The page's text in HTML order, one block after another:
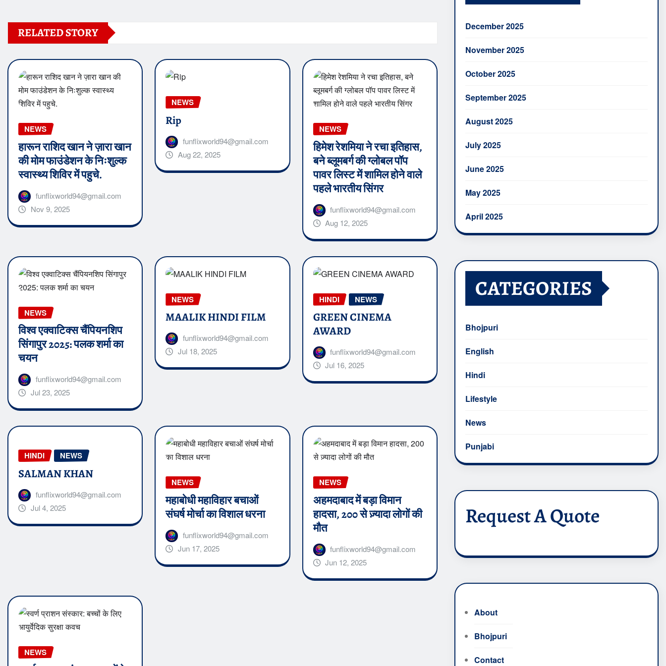
RELATED STORY
NEWS
हारून राशिद खान ने ज़ारा खान
की मोम फाउंडेशन के निःशुल्क
स्वास्थ्य शिविर में पहुचे.
funflixworld94@gmail.com
Nov 9, 2025
NEWS
Rip
funflixworld94@gmail.com
Aug 22, 2025
NEWS
हिमेश रेशमिया ने रचा इतिहास,
बने ब्लूमबर्ग की ग्लोबल पॉप
पावर लिस्ट में शामिल होने वाले
पहले भारतीय सिंगर
funflixworld94@gmail.com
Aug 12, 2025
NEWS
विश्व एक्वाटिक्स चैंपियनशिप
सिंगापुर 2025: पलक शर्मा का
चयन
funflixworld94@gmail.com
Jul 23, 2025
NEWS
MAALIK HINDI FILM
funflixworld94@gmail.com
Jul 18, 2025
HINDI NEWS
GREEN CINEMA
AWARD
funflixworld94@gmail.com
Jul 16, 2025
HINDI NEWS
SALMAN KHAN
funflixworld94@gmail.com
Jul 4, 2025
NEWS
महाबोधी महाविहार बचाओं
संघर्ष मोर्चा का विशाल धरना
funflixworld94@gmail.com
Jun 17, 2025
NEWS
अहमदाबाद में बड़ा विमान
हादसा, 200 से ज़्यादा लोगों की
मौत
funflixworld94@gmail.com
Jun 12, 2025
NEWS
December 2025
November 2025
October 2025
September 2025
August 2025
July 2025
June 2025
May 2025
April 2025
CATEGORIES
Bhojpuri
English
Hindi
Lifestyle
News
Punjabi
Request A Quote
About
Bhojpuri
Contact